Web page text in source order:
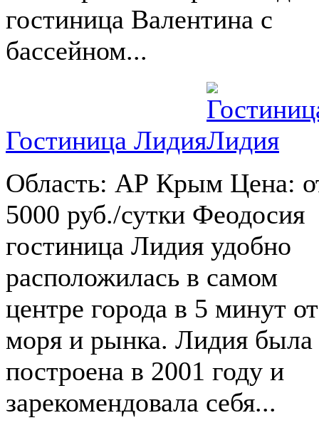
гостиница Валентина с
бассейном...
Гостиница Лидия
Область: АР Крым Цена:
5000 руб./сутки Феодосия
гостиница Лидия удобно
расположилась в самом
центре города в 5 минут от
моря и рынка. Лидия была
построена в 2001 году и
зарекомендовала себя...